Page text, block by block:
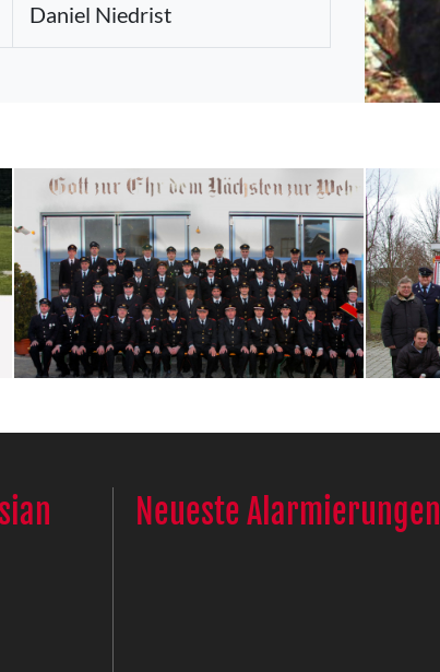
Daniel Niedrist
Neueste Alarmierungen